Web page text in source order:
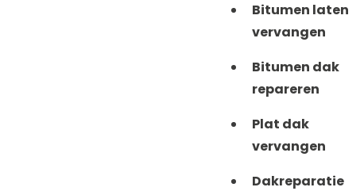
Bitumen laten
vervangen
Bitumen dak
repareren
Plat dak
vervangen
Dakreparatie